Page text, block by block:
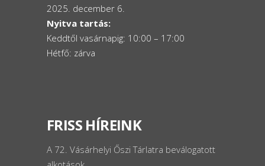
2025. december 6.
Nyitva tartás:
Keddtől vasárnapig: 10:00 – 17:00
Hétfő: zárva
FRISS HÍREINK
A 72. Vásárhelyi Őszi Tárlatra beválogatott